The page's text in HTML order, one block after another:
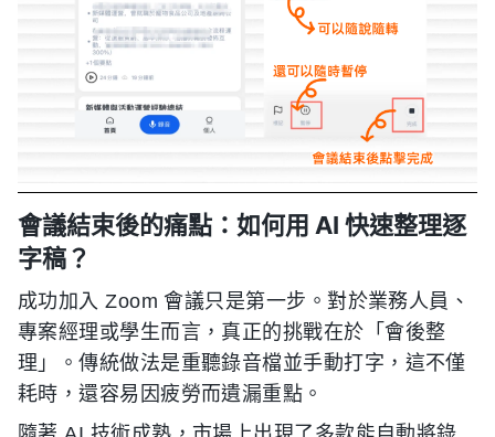
會議結束後的痛點：如何用 AI 快速整理逐
字稿？
成功加入 Zoom 會議只是第一步。對於業務人員、
專案經理或學生而言，真正的挑戰在於「會後整
理」。傳統做法是重聽錄音檔並手動打字，這不僅
耗時，還容易因疲勞而遺漏重點。